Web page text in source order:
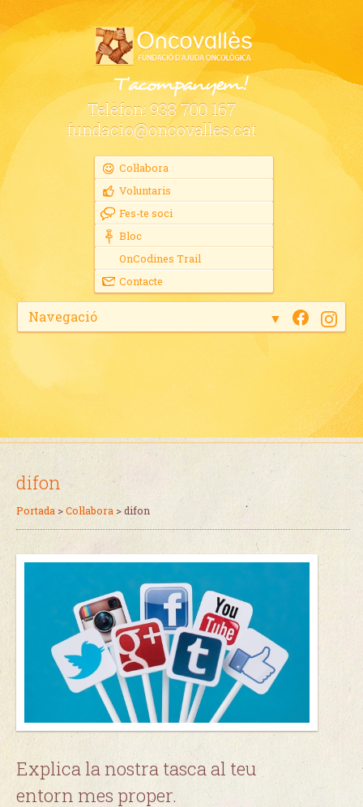
Col·labora
Voluntaris
Fes-te soci
Bloc
OnCodines Trail
Contacte
Telèfon: 938 700 167
fundacio@oncovalles.cat
Navegació ▼
difon
Portada >Col·labora >difon
Explica la nostra tasca al teu
entorn mes proper.